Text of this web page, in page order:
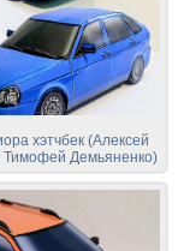
хэтчбек (Алексей
Тимофей Демьяненко)